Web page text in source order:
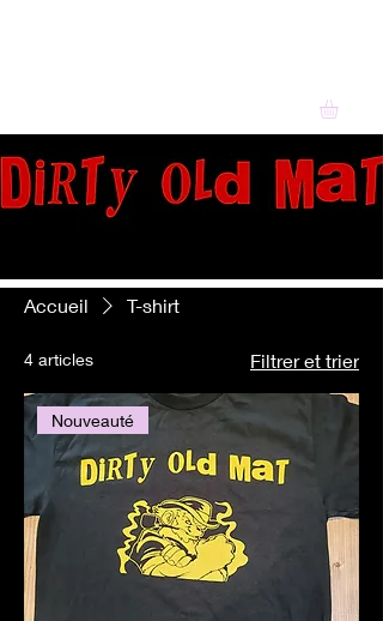
Accueil T-shirt
4 articles Filtrer et trier
Nouveauté